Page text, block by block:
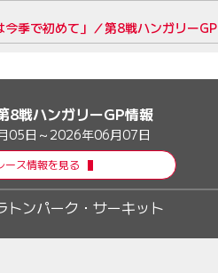
季で初めて」／第8戦ハンガリーGP
8戦ハンガリーGP情報
05日～2026年06月07日
ース情報を見る
トンパーク・サーキット